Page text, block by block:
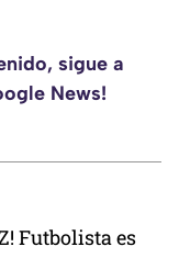
sigue a
News!
Futbolista es